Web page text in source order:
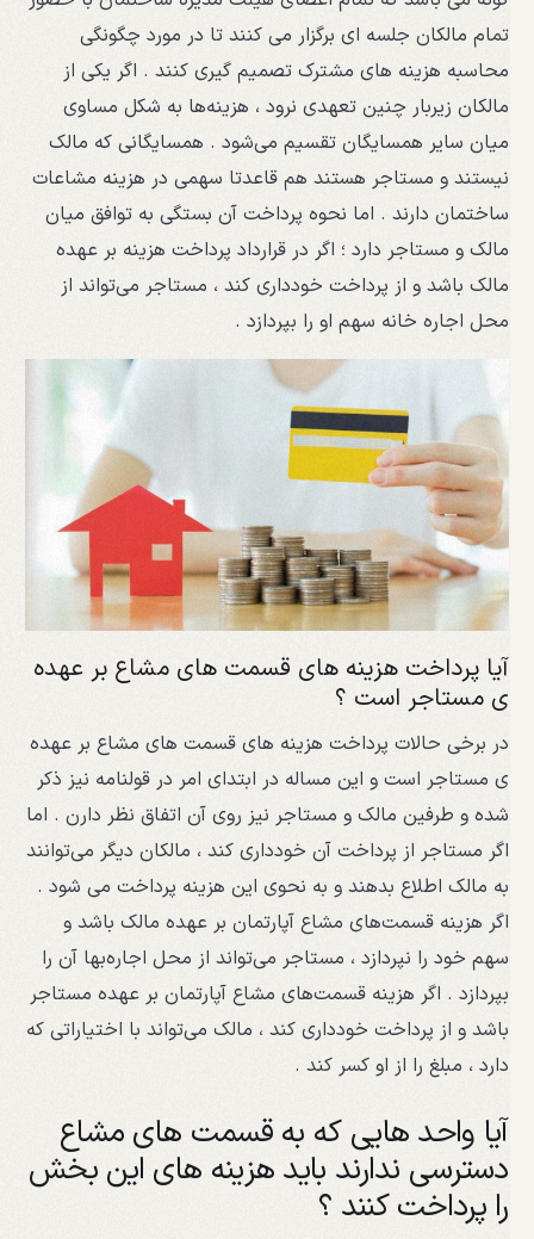
تمام مالکان جلسه ای برگزار می کنند تا در مورد چگونگی
محاسبه هزینه های مشترک تصمیم گیری کنند . اگر یکی از
مالکان زیربار چنین تعهدی نرود ، هزینه‌ها به شکل مساوی
میان سایر همسایگان تقسیم می‌شود . همسایگانی که مالک
نیستند و مستاجر هستند هم قاعدتا سهمی در هزینه مشاعات
ساختمان دارند . اما نحوه پرداخت آن بستگی به توافق میان
مالک و مستاجر دارد ؛ اگر در قرارداد پرداخت هزینه بر عهده
مالک باشد و از پرداخت خودداری کند ، مستاجر می‌تواند از
محل اجاره خانه سهم او را بپردازد .
آیا پرداخت هزینه های قسمت های مشاع بر عهده
ی مستاجر است ؟
در برخی حالات پرداخت هزینه های قسمت های مشاع بر عهده
ی مستاجر است و این مساله در ابتدای امر در قولنامه نیز ذکر
شده و طرفین مالک و مستاجر نیز روی آن اتفاق نظر دارن . اما
اگر مستاجر از پرداخت آن خودداری کند ، مالکان دیگر می‌توانند
به مالک اطلاع بدهند و به نحوی این هزینه پرداخت می‌ شود .
اگر هزینه قسمت‌های مشاع آپارتمان بر عهده مالک باشد و
سهم خود را نپردازد ، مستاجر می‌تواند از محل اجاره‌بها آن را
بپردازد . اگر هزینه قسمت‌های مشاع آپارتمان بر عهده مستاجر
باشد و از پرداخت خودداری کند ، مالک می‌تواند با اختیاراتی که
دارد ، مبلغ را از او کسر کند .
آیا واحد هایی که به قسمت های مشاع
دسترسی ندارند باید هزینه های این بخش
را پرداخت کنند ؟